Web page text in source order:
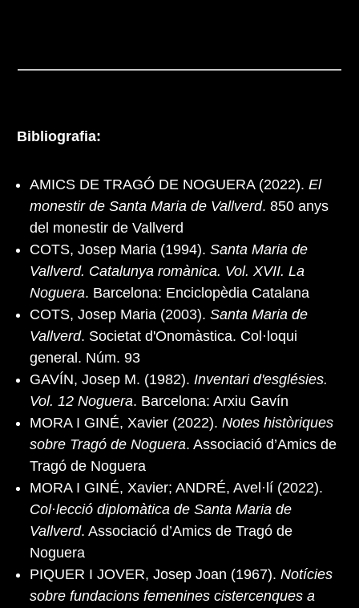
Bibliografia:
AMICS DE TRAGÓ DE NOGUERA (2022). El
monestir de Santa Maria de Vallverd. 850 anys
del monestir de Vallverd
COTS, Josep Maria (1994). Santa Maria de
Vallverd. Catalunya romànica. Vol. XVII. La
Noguera. Barcelona: Enciclopèdia Catalana
COTS, Josep Maria (2003). Santa Maria de
Vallverd. Societat d'Onomàstica. Col·loqui
general. Núm. 93
GAVÍN, Josep M. (1982). Inventari d'esglésies.
Vol. 12 Noguera. Barcelona: Arxiu Gavín
MORA I GINÉ, Xavier (2022). Notes històriques
sobre Tragó de Noguera. Associació d’Amics de
Tragó de Noguera
MORA I GINÉ, Xavier; ANDRÉ, Avel·lí (2022).
Col·lecció diplomàtica de Santa Maria de
Vallverd. Associació d’Amics de Tragó de
Noguera
PIQUER I JOVER, Josep Joan (1967). Notícies
sobre fundacions femenines cistercenques a